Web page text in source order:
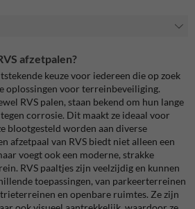
afzetpalen?
keuze voor iedereen die op zoek
oplossingen voor terreinbeveiliging.
RVS palen, staan bekend om hun lange
corrosie. Dit maakt ze ideaal voor
blootgesteld worden aan diverse
afzetpaal van RVS biedt niet alleen een
voegt ook een moderne, strakke
RVS paaltjes zijn veelzijdig en kunnen
toepassingen, van parkeerterreinen
en openbare ruimtes. Ze zijn